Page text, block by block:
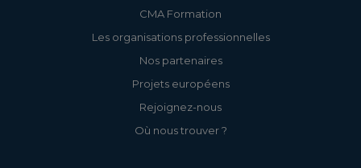
CMA Formation
Les organisations professionnelles
Nos partenaires
Projets européens
Rejoignez-nous
Où nous trouver ?